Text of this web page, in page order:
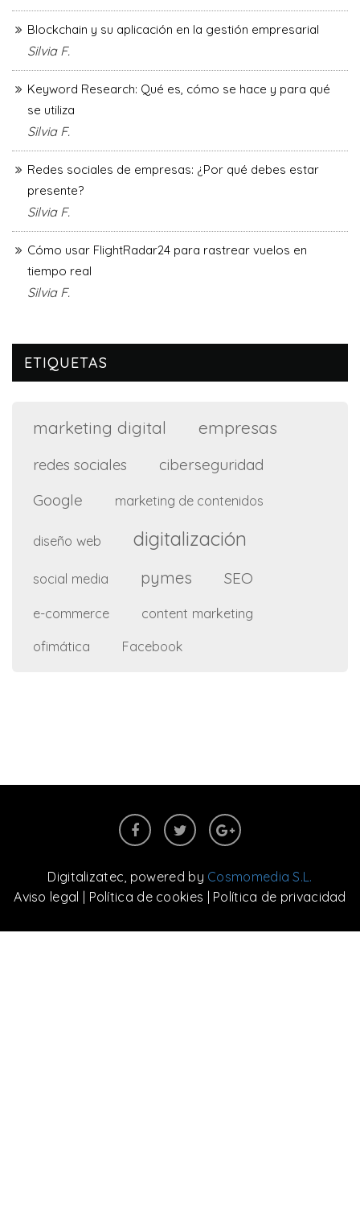
Blockchain y su aplicación en la gestión empresarial
Silvia F.
Keyword Research: Qué es, cómo se hace y para qué
se utiliza
Silvia F.
Redes sociales de empresas: ¿Por qué debes estar
presente?
Silvia F.
Cómo usar FlightRadar24 para rastrear vuelos en
tiempo real
Silvia F.
ETIQUETAS
marketing digital empresas
redes sociales
ciberseguridad
Google
marketing de contenidos
diseño web digitalización
social media pymes SEO
e-commerce
content marketing
ofimática
Facebook
Digitalizatec , powered by Cosmomedia S.L.
Aviso legal | Política de cookies | Política de privacidad